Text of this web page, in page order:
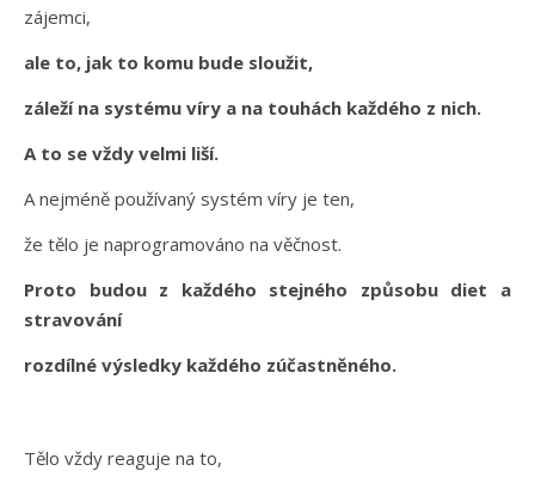
zájemci,
ale to, jak to komu bude sloužit,
záleží na systému víry a na touhách každého z nich.
A to se vždy velmi liší.
A nejméně používaný systém víry je ten,
že tělo je naprogramováno na věčnost.
Proto budou z každého stejného způsobu diet a
stravování
rozdílné výsledky každého zúčastněného.
Tělo vždy reaguje na to,